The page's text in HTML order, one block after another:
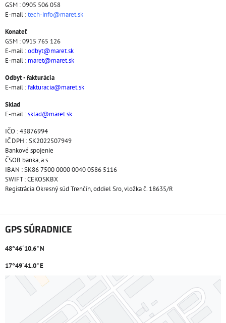
GSM : 0905 506 058
E-mail :tech-info@maret.sk
Konateľ
GSM : 0915 765 126
E-mail :odbyt@maret.sk
E-mail : maret@maret.sk
Odbyt - fakturácia
E-mail :fakturacia@maret.sk
Sklad
E-mail :sklad@maret.sk
IČO : 43876994
IČ DPH : SK2022507949
Bankové spojenie
ČSOB banka, a.s.
IBAN : SK86 7500 0000 0040 0586 5116
SWIFT : CEKOSKBX
Registrácia Okresný súd Trenčín, oddiel Sro, vložka č. 18635/R
GPS SÚRADNICE
48°46´10.6" N
17°49´41.0" E
Externý obsah je blokovaný Voľbami súkromia